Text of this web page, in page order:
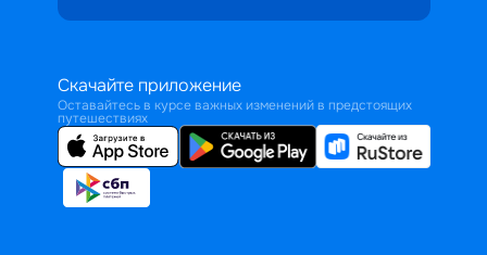
Скачайте приложение
Оставайтесь в курсе важных изменений в предстоящих
путешествиях